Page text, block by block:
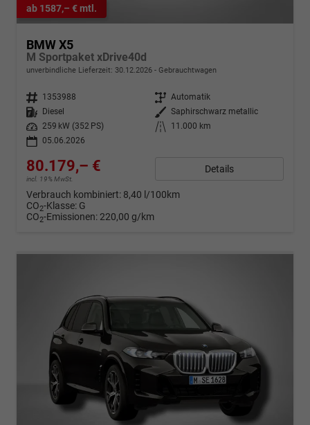
ab 1587,– € mtl.
BMW X5
M Sportpaket xDrive40d
unverbindliche Lieferzeit: 30.12.2026 Gebrauchtwagen
Fahrzeugnr. 1353988 Getriebe Automatik
Kraftstoff
Diesel Außenfarbe Saphirschwarz metallic
Leistung
259 kW (352 PS) Kilometerstand
11.000 km
05.06.2026
80.179,– €
incl. 19% MwSt.
Details
Verbrauch kombiniert: 8,40 l/100km
CO2-Klasse: G
CO2-Emissionen: 220,00 g/km